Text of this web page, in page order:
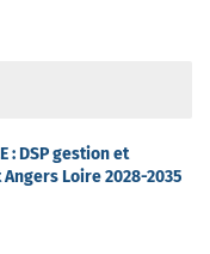
: DSP gestion et
Loire 2028-2035